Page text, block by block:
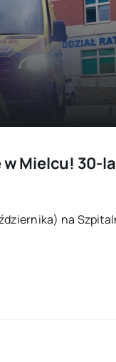
Mielcu! 30-
na